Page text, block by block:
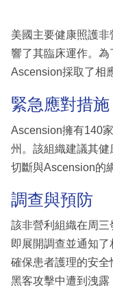
區
美國主要健康照護
響了其臨床運作。為
Ascension採取了相
緊急應對措施
Ascension擁有140
州。該組織建議其
切斷與Ascension的
調查與預防
該非營利組織在周
即展開調查並通知
確保患者護理的安
黑客攻擊中遭到洩露